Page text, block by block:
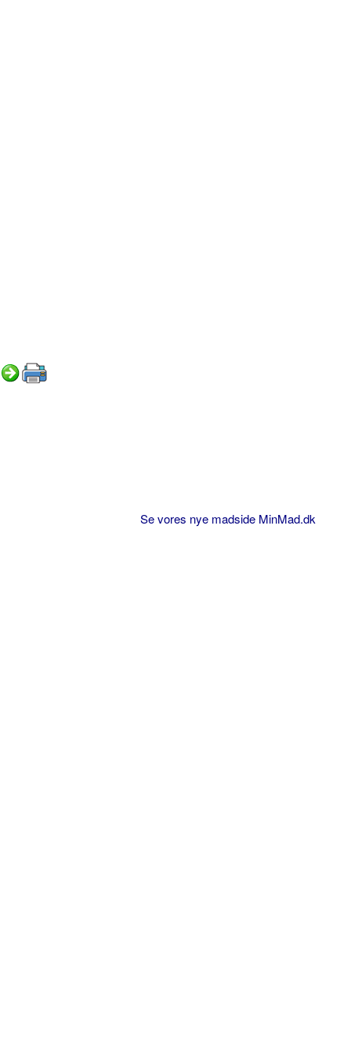
Se vores nye madside MinMad.dk